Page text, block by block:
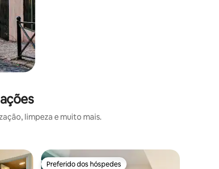
limpeza e muito mais.
Preferido dos hóspedes